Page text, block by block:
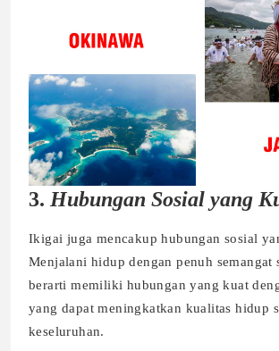
3. Hubungan Sosial yang
Ikigai juga mencakup hubungan sosial
Menjalani hidup dengan penuh semangat
berarti memiliki hubungan yang kuat
yang dapat meningkatkan kualitas hidup
keseluruhan.